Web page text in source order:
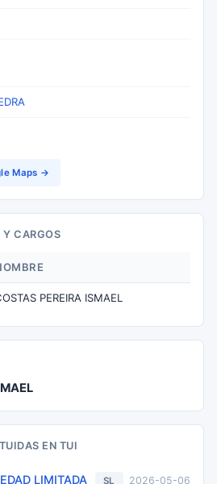
Maps →
Y CARGOS
PEREIRA ISMAEL
EN TUI
LIMITADA SL 2026-05-06